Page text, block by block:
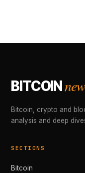
BITCOIN
Bitcoin, crypto and
analysis and deep
SECTIONS
Bitcoin